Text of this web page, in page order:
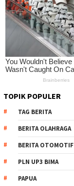
TOPIK POPULER
TAG BERITA
BERITA OLAHRAGA
BERITA OTOMOTIF
PLN UP3 BIMA
PAPUA